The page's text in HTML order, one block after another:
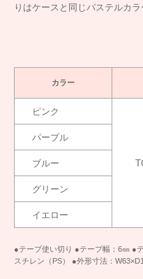
りはケースと同じパステルカ
カラー
ピンク
パープル
ブルー
グリーン
イエロー
●テープ使い切り ●テープ幅：6㎜ ●
スチレン（PS） ●外形寸法：